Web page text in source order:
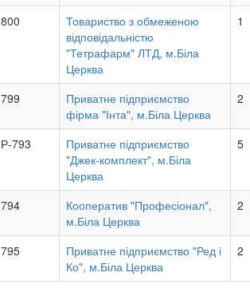
800
Товариство з обмеженою
відповідальністю
"Тетрафарм" ЛТД, м.Біла
Церква
1
799
Приватне підприємство
фірма "Інта", м.Біла Церква
2
Р-793
Приватне підприємство
"Джек-комплект", м.Біла
Церква
5
794
Кооператив "Професіонал",
м.Біла Церква
2
795
Приватне підприємство "Ред і
Ко", м.Біла Церква
2